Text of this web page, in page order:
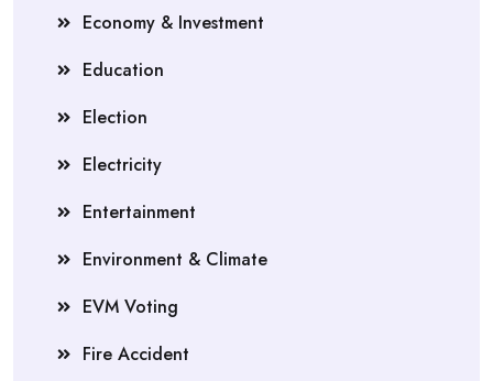
Economy & Investment
Education
Election
Electricity
Entertainment
Environment & Climate
EVM Voting
Fire Accident